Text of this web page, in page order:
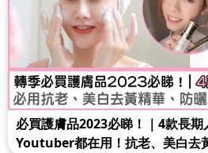
必買護膚品2023必睇！｜4款長
Youtuber都在用！抗老、美白去